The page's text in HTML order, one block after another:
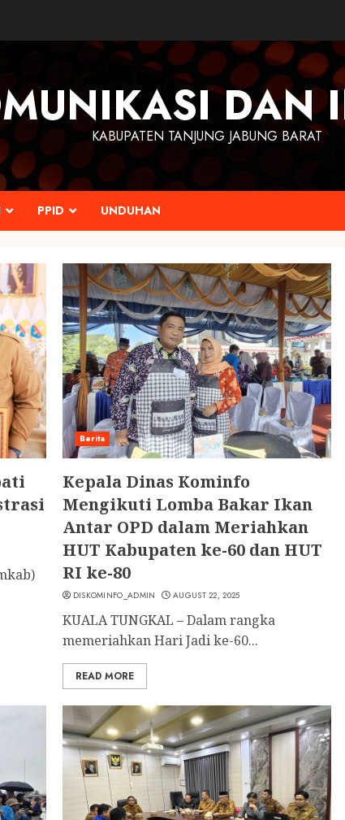
DAN
KABUPATEN TANJUNG JABUNG BARAT
PPID UNDUHAN
Berita
Kepala Dinas Kominfo
Mengikuti Lomba Bakar Ikan
Antar OPD dalam Meriahkan
HUT Kabupaten ke-60 dan HUT
RI ke-80
DISKOMINFO_ADMIN AUGUST 22, 2025
KUALA TUNGKAL – Dalam rangka
memeriahkan Hari Jadi ke-60...
READ MORE